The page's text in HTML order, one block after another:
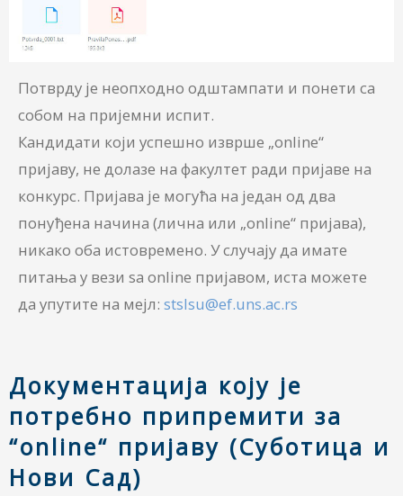
Потврду је неопходно одштампати и понети са
собом на пријемни испит.
Кандидати који успешно изврше „online“
пријаву, не долазе на факултет ради пријаве на
конкурс. Пријава је могућа на један од два
понуђена начина (лична или „online“ пријава),
никако оба истовремено. У случају да имате
питања у вези sa online пријавом, иста можете
да упутите на мејл: stslsu@ef.uns.ac.rs
Документација коју је
потребно припремити за
“online“ пријаву (Суботица и
Нови Сад)